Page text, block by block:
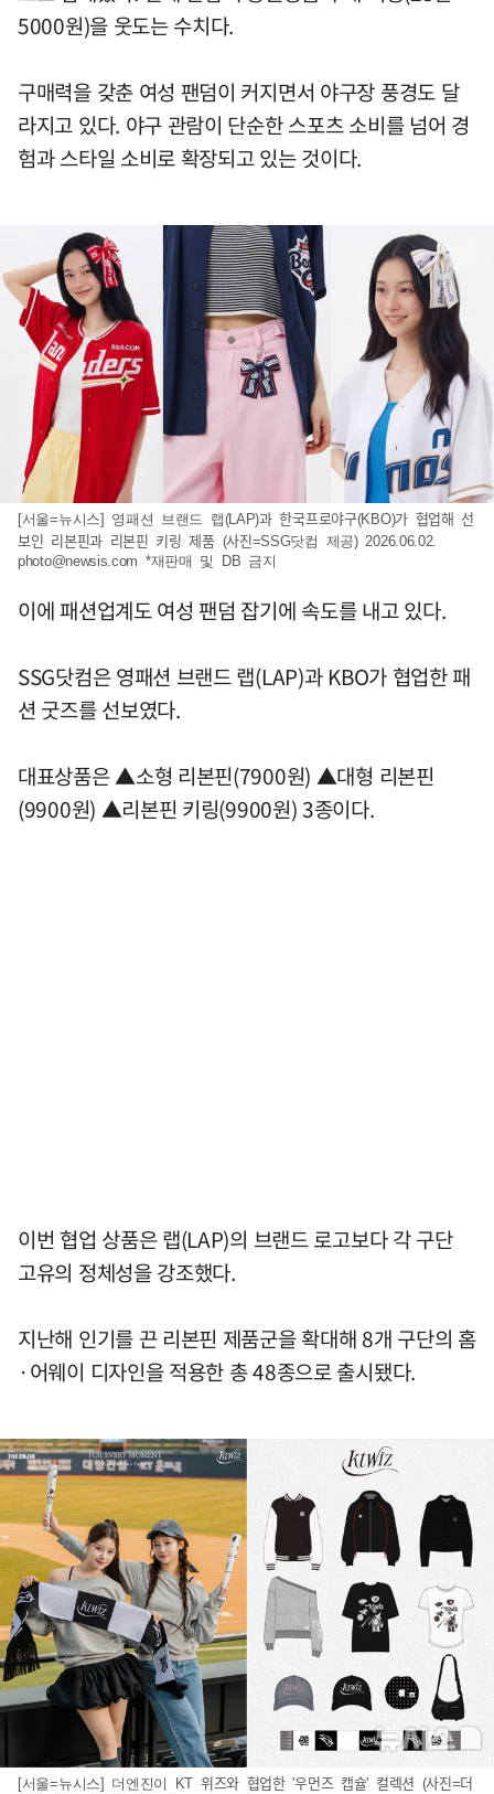
5000원)을 웃도는 수치다.
구매력을 갖춘 여성 팬덤이 커지면서 야구장 풍경도 달
라지고 있다. 야구 관람이 단순한 스포츠 소비를 넘어 경
험과 스타일 소비로 확장되고 있는 것이다.
[서울=뉴시스] 영패션 브랜드 랩(LAP)과 한국프로야구(KBO)가 협업해 선
보인 리본핀과 리본핀 키링 제품 (사진=SSG닷컴 제공) 2026.06.02.
photo@newsis.com *재판매 및 DB 금지
이에 패션업계도 여성 팬덤 잡기에 속도를 내고 있다.
SSG닷컴은 영패션 브랜드 랩(LAP)과 KBO가 협업한 패
션 굿즈를 선보였다.
대표상품은 ▲소형 리본핀(7900원) ▲대형 리본핀
(9900원) ▲리본핀 키링(9900원) 3종이다.
이번 협업 상품은 랩(LAP)의 브랜드 로고보다 각 구단
고유의 정체성을 강조했다.
지난해 인기를 끈 리본핀 제품군을 확대해 8개 구단의 홈
·어웨이 디자인을 적용한 총 48종으로 출시됐다.
[서울=뉴시스] 더엔진이 KT 위즈와 협업한 '우먼즈 캡슐' 컬렉션 (사진=더